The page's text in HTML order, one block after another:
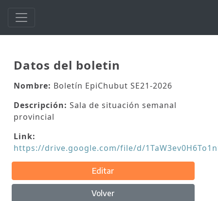
Datos del boletin
Nombre: Boletín EpiChubut SE21-2026
Descripción: Sala de situación semanal
provincial
Link:
https://drive.google.com/file/d/
Editar
Volver